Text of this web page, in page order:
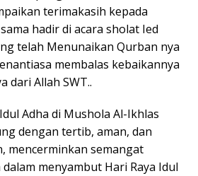
terimakasih kepada
hadir di acara sholat Ied
telah Menunaikan Qurban nya
membalas kebaikannya
dari Allah SWT..
Adha di Mushola Al-Ikhlas
dengan tertib, aman, dan
mencerminkan semangat
menyambut Hari Raya Idul